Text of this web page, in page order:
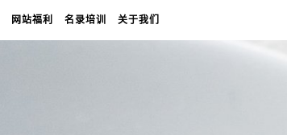
网站福利 名录培训 关于我们